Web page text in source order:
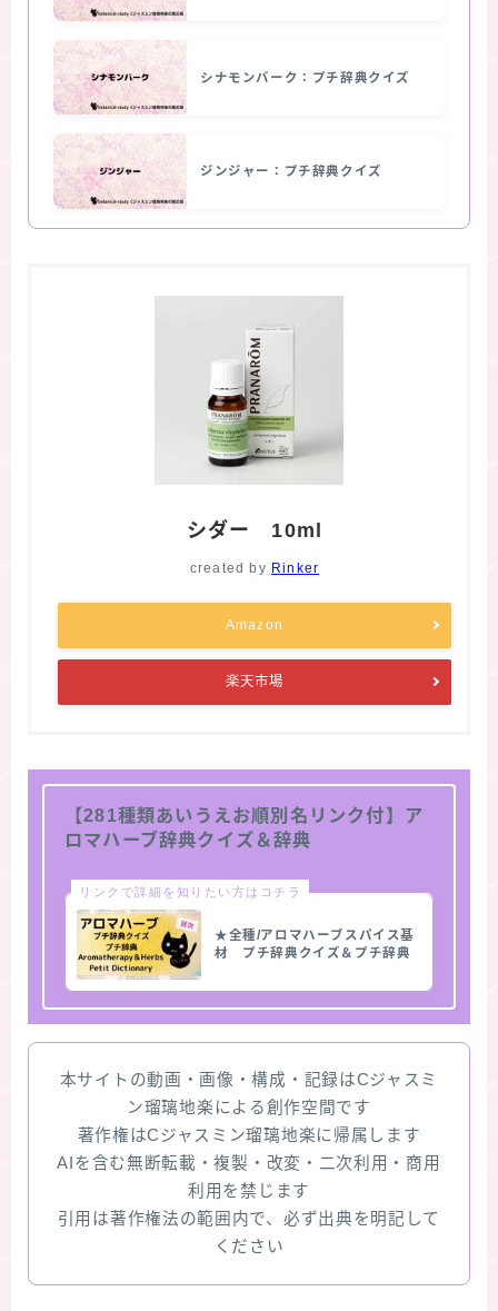
シナモンバーク：プチ辞典クイズ
ジンジャー：プチ辞典クイズ
シダー 10ml
created by Rinker
Amazon
楽天市場
【281種類あいうえお順別名リンク付】ア
ロマハーブ辞典クイズ＆辞典
リンクで詳細を知りたい方はコチラ
★全種/アロマハーブスパイス基
材 プチ辞典クイズ＆プチ辞典
本サイトの動画・画像・構成・記録はCジャスミ
ン瑠璃地楽による創作空間です
著作権はCジャスミン瑠璃地楽に帰属します
AIを含む無断転載・複製・改変・二次利用・商用
利用を禁じます
引用は著作権法の範囲内で、必ず出典を明記して
ください